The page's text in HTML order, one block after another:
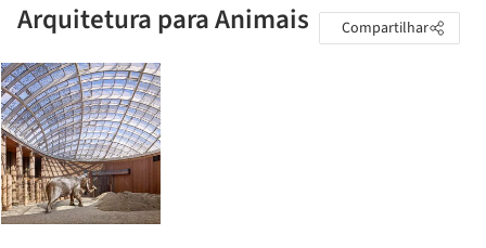
Arquitetura para Animais Compartilhar